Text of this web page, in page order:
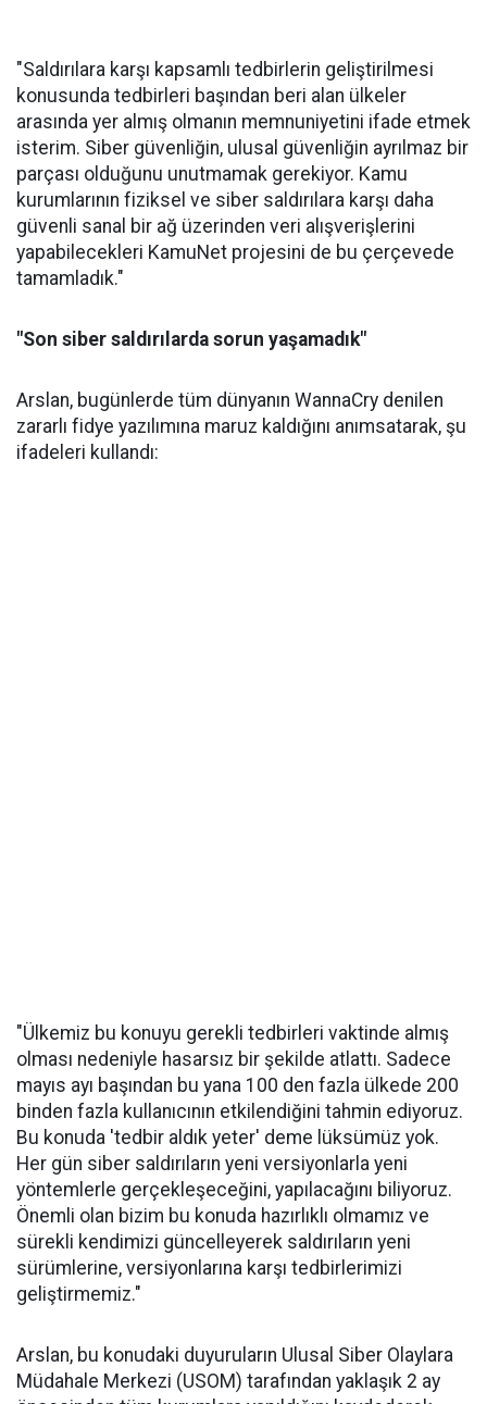
"Saldırılara karşı kapsamlı tedbirlerin geliştirilmesi
konusunda tedbirleri başından beri alan ülkeler
arasında yer almış olmanın memnuniyetini ifade etmek
isterim. Siber güvenliğin, ulusal güvenliğin ayrılmaz bir
parçası olduğunu unutmamak gerekiyor. Kamu
kurumlarının fiziksel ve siber saldırılara karşı daha
güvenli sanal bir ağ üzerinden veri alışverişlerini
yapabilecekleri KamuNet projesini de bu çerçevede
tamamladık."
"Son siber saldırılarda sorun yaşamadık"
Arslan, bugünlerde tüm dünyanın WannaCry denilen
zararlı fidye yazılımına maruz kaldığını anımsatarak, şu
ifadeleri kullandı:
"Ülkemiz bu konuyu gerekli tedbirleri vaktinde almış
olması nedeniyle hasarsız bir şekilde atlattı. Sadece
mayıs ayı başından bu yana 100 den fazla ülkede 200
binden fazla kullanıcının etkilendiğini tahmin ediyoruz.
Bu konuda 'tedbir aldık yeter' deme lüksümüz yok.
Her gün siber saldırıların yeni versiyonlarla yeni
yöntemlerle gerçekleşeceğini, yapılacağını biliyoruz.
Önemli olan bizim bu konuda hazırlıklı olmamız ve
sürekli kendimizi güncelleyerek saldırıların yeni
sürümlerine, versiyonlarına karşı tedbirlerimizi
geliştirmemiz."
Arslan, bu konudaki duyuruların Ulusal Siber Olaylara
Müdahale Merkezi (USOM) tarafından yaklaşık 2 ay